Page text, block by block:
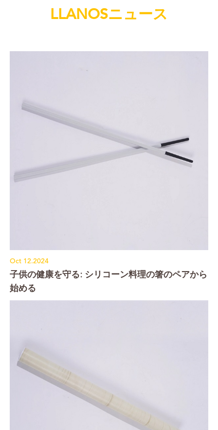
LLANOSニュース
Oct 12.2024
子供の健康を守る: シリコーン料理の箸のペアから
始める